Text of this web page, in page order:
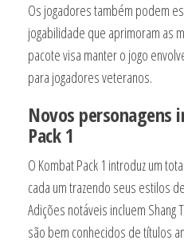
Os jogadores também podem
jogabilidade que aprimoram as
pacote visa manter o jogo
para jogadores veteranos.
Novos personagens
Pack 1
O Kombat Pack 1 introduz um
cada um trazendo seus estilos
Adições notáveis incluem Shang
são bem conhecidos de títulos